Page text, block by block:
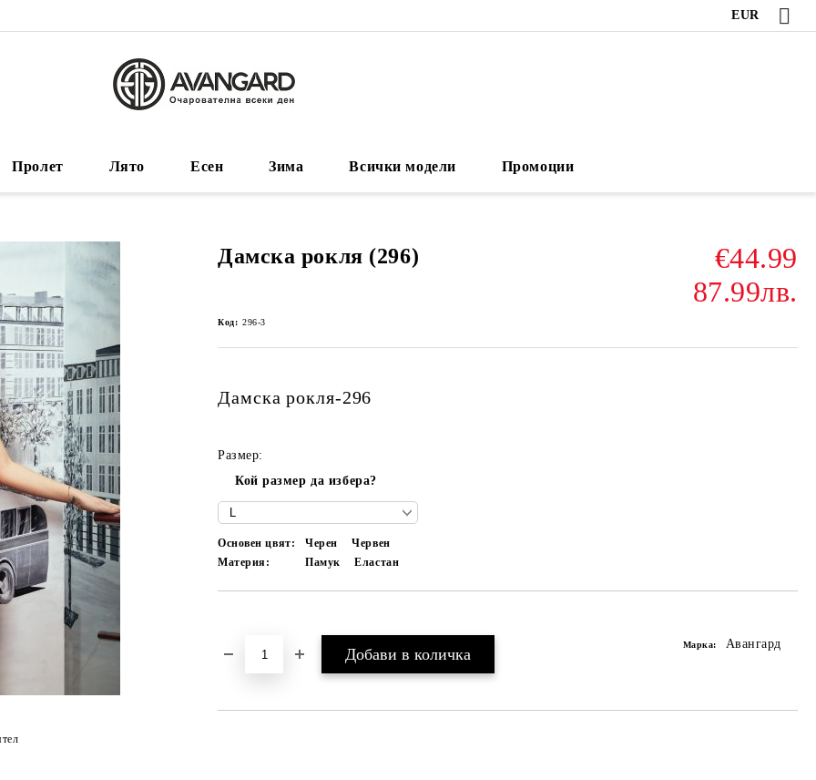
EUR
Пролет Лято Есен Зима Всички модели Промоции
Дамска рокля (296)
€44.99
87.99лв.
Код: 296-3
Дамска рокля-296
Размер:
Кой размер да избера?
Основен цвят: Черен
Червен
Материя:
Памук Еластан
Марка: Авангард